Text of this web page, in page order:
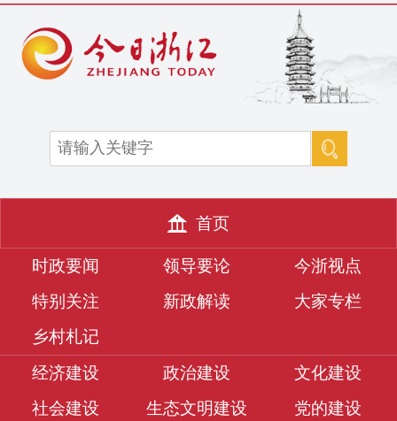
首页
时政要闻 领导要论
今浙视点
特别关注
新政解读
大家专栏
乡村札记
经济建设
政治建设
文化建设
社会建设
生态文明建设
党的建设